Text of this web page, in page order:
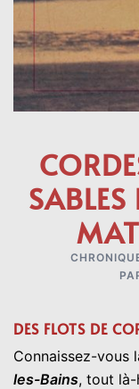
DES FLOTS DE
Connaissez-vous
les-Bains, tout là-